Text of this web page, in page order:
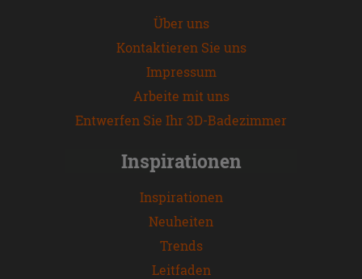
Über uns
Kontaktieren Sie uns
Impressum
Arbeite mit uns
Entwerfen Sie Ihr 3D-Badezimmer
Inspirationen
Inspirationen
Neuheiten
Trends
Leitfaden